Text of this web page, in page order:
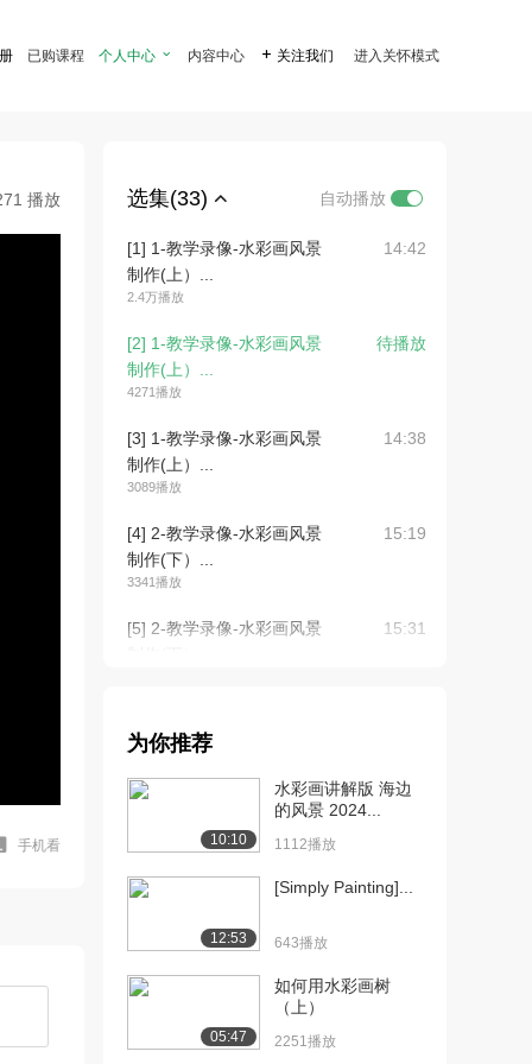
已购课程 个人中心  内容中心  关注我们 进入关怀模式
播放
手机看
选集(33) 自动播放
[1] 1-教学录像-水彩画风景
制作(上）...
2.4万播放
14:42
[2] 1-教学录像-水彩画风景
制作(上）...
4271播放
待播放
[3] 1-教学录像-水彩画风景
制作(上）...
3089播放
14:38
[4] 2-教学录像-水彩画风景
制作(下）...
3341播放
15:19
[5] 2-教学录像-水彩画风景
15:31
制作(下）...
[7] 3-教学录像-水彩画静物
写生步骤（...
写生步骤（...
[9] 3-教学录像-水彩画静物
写生步骤（...
为你推荐
10:10
水彩画讲解版 海边
的风景 2024...
1112播放
12:53
[Simply Painting]...
643播放
05:47
如何用水彩画树
（上）
2251播放